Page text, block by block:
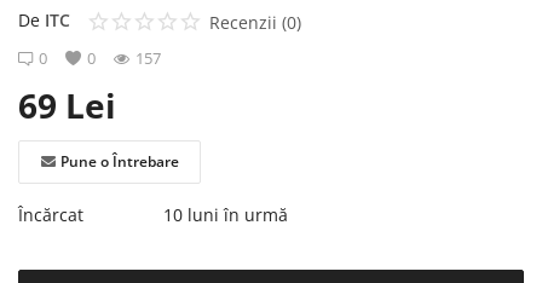
De ITC Recenzii (0)
0 0 157
69 Lei
Pune o Întrebare
Încărcat 10 luni în urmă